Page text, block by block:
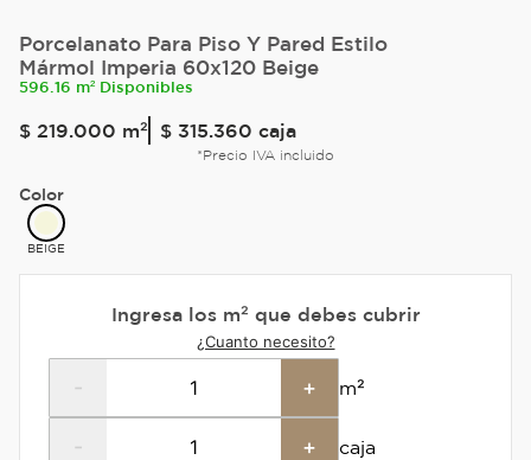
Porcelanato Para Piso Y Pared Estilo
Mármol Imperia 60x120 Beige
596.16 m² Disponibles
$ 219.000 m² $ 315.360 caja
*Precio IVA incluido
Color
BEIGE
Ingresa los m² que debes cubrir
¿Cuanto necesito?
- + m²
- + caja